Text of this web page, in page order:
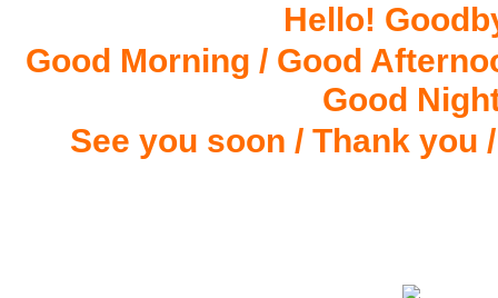
Hello!
Good Morning / Good
Good
See you soon / Thank you